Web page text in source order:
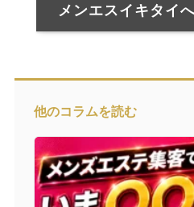
メンエスイキタイ
他のコラムを読む